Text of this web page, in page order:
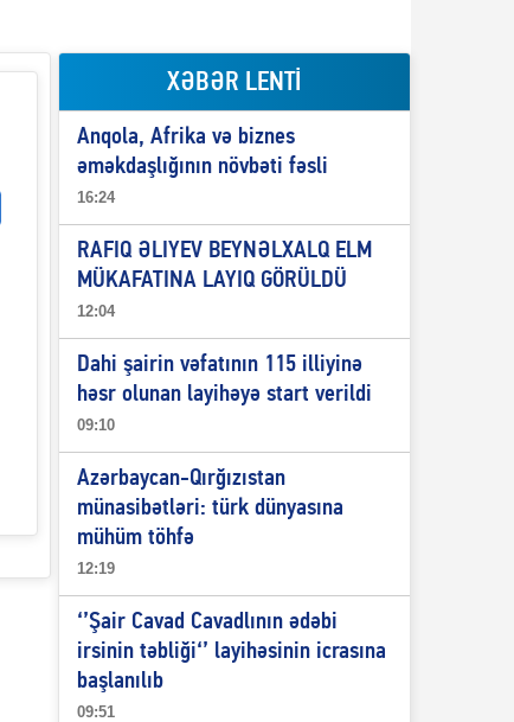
XƏBƏR LENTİ
Anqola, Afrika və biznes
əməkdaşlığının növbəti fəsli
16:24
RAFIQ ƏLIYEV BEYNƏLXALQ ELM
MÜKAFATINA LAYIQ GÖRÜLDÜ
12:04
Dahi şairin vəfatının 115 illiyinə
həsr olunan layihəyə start verildi
09:10
Azərbaycan-Qırğızıstan
münasibətləri: türk dünyasına
mühüm töhfə
12:19
‘’Şair Cavad Cavadlının ədəbi
irsinin təbliği‘’ layihəsinin icrasına
başlanılıb
09:51